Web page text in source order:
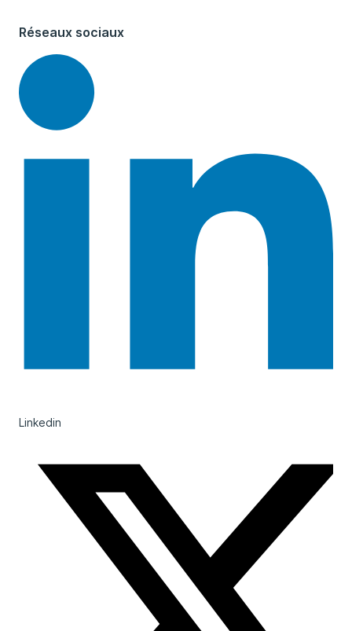
Réseaux sociaux
Linkedin